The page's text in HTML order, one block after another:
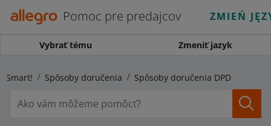
Pomoc pre predajcov ZMIEŃ
Vybrať tému Zmeniť jazyk
Smart! Spôsoby doručenia Spôsoby doručenia DPD